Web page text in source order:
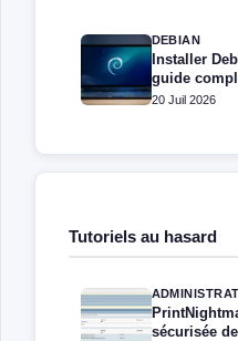
DEBIAN
Installer
guide
20 Juil 2026
Tutoriels au hasard
sécurisée